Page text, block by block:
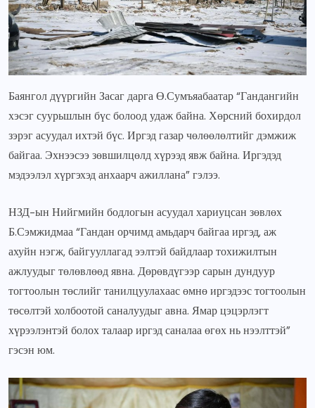
Баянгол дүүргийн Засаг дарга Ө.Сумъяабаатар “Гандангийн
хэсэг суурьшлын бүс болоод удаж байна. Хөрсний бохирдол
зэрэг асуудал ихтэй бүс. Иргэд газар чөлөөлөлтийг дэмжиж
байгаа. Эхнээсээ зөвшилцөлд хүрээд явж байна. Иргэдэд
мэдээлэл хүргэхэд анхаарч ажиллана” гэлээ.
НЗД-ын Нийгмийн бодлогын асуудал хариуцсан зөвлөх
Б.Сэмжидмаа “Гандан орчимд амьдарч байгаа иргэд, аж
ахуйн нэгж, байгууллагад ээлтэй байдлаар тохижилтын
ажлуудыг төлөвлөөд явна. Дөрөвдүгээр сарын дундуур
тогтоолын төслийг танилцуулахаас өмнө иргэдээс тогтоолын
төсөлтэй холбоотой саналуудыг авна. Ямар цэцэрлэгт
хүрээлэнтэй болох талаар иргэд саналаа өгөх нь нээлттэй”
гэсэн юм.